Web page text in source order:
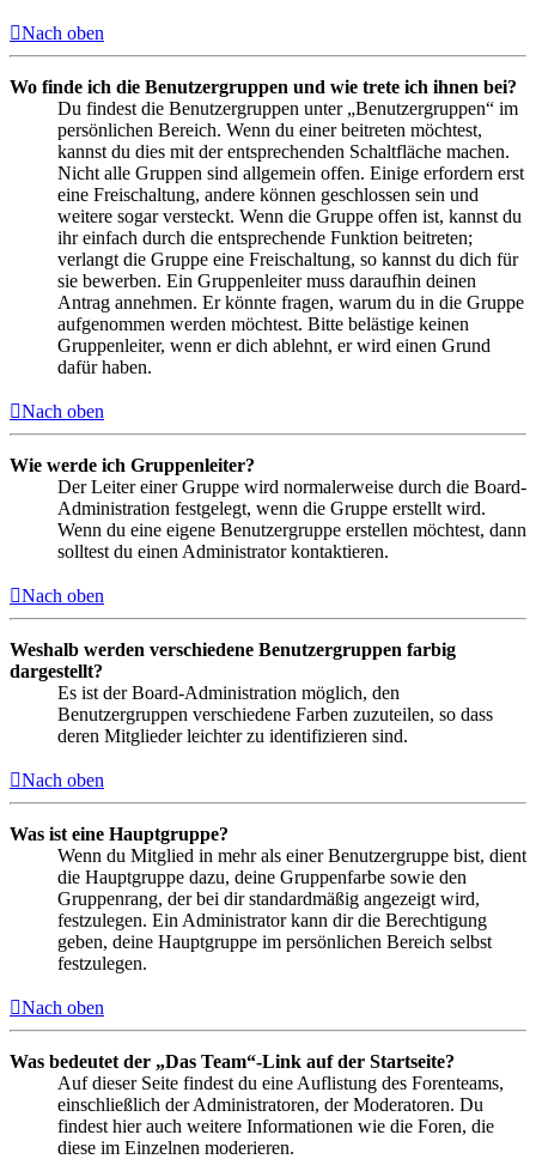
Nach oben
Wo finde ich die Benutzergruppen und wie trete ich ihnen bei?
Du findest die Benutzergruppen unter „Benutzergruppen“ im
persönlichen Bereich. Wenn du einer beitreten möchtest,
kannst du dies mit der entsprechenden Schaltfläche machen.
Nicht alle Gruppen sind allgemein offen. Einige erfordern erst
eine Freischaltung, andere können geschlossen sein und
weitere sogar versteckt. Wenn die Gruppe offen ist, kannst du
ihr einfach durch die entsprechende Funktion beitreten;
verlangt die Gruppe eine Freischaltung, so kannst du dich für
sie bewerben. Ein Gruppenleiter muss daraufhin deinen
Antrag annehmen. Er könnte fragen, warum du in die Gruppe
aufgenommen werden möchtest. Bitte belästige keinen
Gruppenleiter, wenn er dich ablehnt, er wird einen Grund
dafür haben.
Nach oben
Wie werde ich Gruppenleiter?
Der Leiter einer Gruppe wird normalerweise durch die Board-
Administration festgelegt, wenn die Gruppe erstellt wird.
Wenn du eine eigene Benutzergruppe erstellen möchtest, dann
solltest du einen Administrator kontaktieren.
Nach oben
Weshalb werden verschiedene Benutzergruppen farbig
dargestellt?
Es ist der Board-Administration möglich, den
Benutzergruppen verschiedene Farben zuzuteilen, so dass
deren Mitglieder leichter zu identifizieren sind.
Nach oben
Was ist eine Hauptgruppe?
Wenn du Mitglied in mehr als einer Benutzergruppe bist, dient
die Hauptgruppe dazu, deine Gruppenfarbe sowie den
Gruppenrang, der bei dir standardmäßig angezeigt wird,
festzulegen. Ein Administrator kann dir die Berechtigung
geben, deine Hauptgruppe im persönlichen Bereich selbst
festzulegen.
Nach oben
Was bedeutet der „Das Team“-Link auf der Startseite?
Auf dieser Seite findest du eine Auflistung des Forenteams,
einschließlich der Administratoren, der Moderatoren. Du
findest hier auch weitere Informationen wie die Foren, die
diese im Einzelnen moderieren.